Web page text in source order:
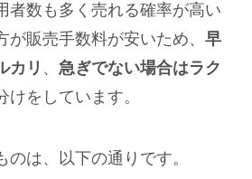
者数も多く売れる確率が高い
が販売手数料が安いため、 早
カリ 、 急ぎでない場合はラク
けをしています。
のは、以下の通りです。